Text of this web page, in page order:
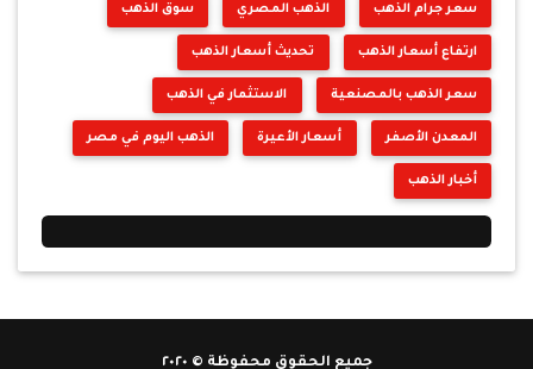
سعر جرام الذهب الذهب المصري سوق الذهب
ارتفاع أسعار الذهب تحديث أسعار الذهب
سعر الذهب بالمصنعية الاستثمار في الذهب
المعدن الأصفر أسعار الأعيرة الذهب اليوم في مصر
أخبار الذهب
جميع الحقوق محفوظة © ٢٠٢٠